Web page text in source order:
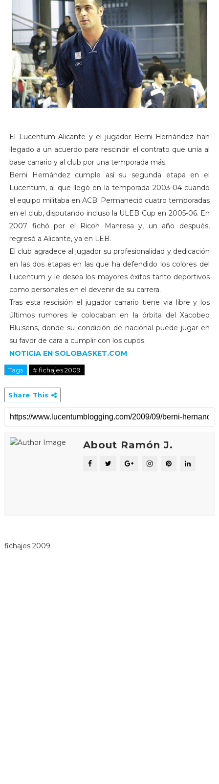
El Lucentum Alicante y el jugador Berni Hernández han
llegado a un acuerdo para rescindir el contrato que unía al
base canario y al club por una temporada más.
Berni Hernández cumple así su segunda etapa en el
Lucentum, al que llegó en la temporada 2003-04 cuando
el equipo militaba en ACB. Permaneció cuatro temporadas
en el club, disputando incluso la ULEB Cup en 2005-06. En
2007 fichó por el Ricoh Manresa y, un año después,
regresó a Alicante, ya en LEB.
El club agradece al jugador su profesionalidad y dedicación
en las dos etapas en las que ha defendido los colores del
Lucentum y le desea los mayores éxitos tanto deportivos
como personales en el devenir de su carrera.
Tras esta rescisión el jugador canario tiene via libre y los
últimos rumores le colocaban en la órbita del Xacobeo
Blu:sens, donde su condición de nacional puede jugar en
su favor de cara a cumplir con los cupos.
NOTICIA EN SOLOBASKET.COM
Tags # fichajes 2009
Share This
About Ramón J.
fichajes 2009